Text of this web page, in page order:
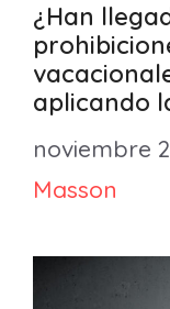
¿Han
aplicando
noviembre
Masson